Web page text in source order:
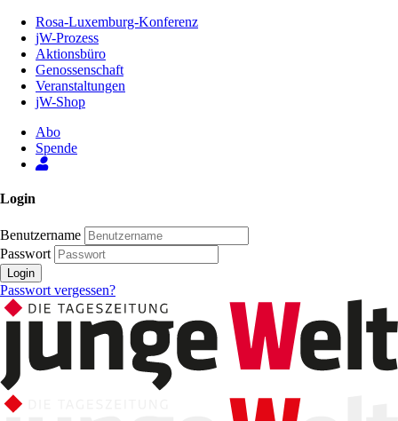
Inhalt
Seite
Rosa-Luxemburg-Konferenz
jW-Prozess
Aktionsbüro
Genossenschaft
Veranstaltungen
jW-Shop
Abo
Spende
Login
Benutzername
Passwort
Login
Passwort vergessen?